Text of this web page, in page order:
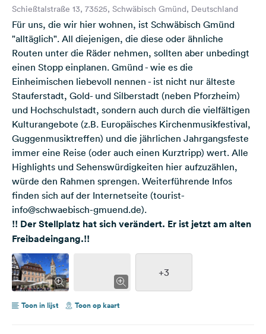
Schießtalstraße 13, 73525, Schwäbisch Gmünd, Deutschland
Für uns, die wir hier wohnen, ist Schwäbisch Gmünd
"alltäglich". All diejenigen, die diese oder ähnliche
Routen unter die Räder nehmen, sollten aber unbedingt
einen Stopp einplanen. Gmünd - wie es die
Einheimischen liebevoll nennen - ist nicht nur älteste
Stauferstadt, Gold- und Silberstadt (neben Pforzheim)
und Hochschulstadt, sondern auch durch die vielfältigen
Kulturangebote (z.B. Europäisches Kirchenmusikfestival,
Guggenmusiktreffen) und die jährlichen Jahrgangsfeste
immer eine Reise (oder auch einen Kurztripp) wert. Alle
Highlights und Sehenswürdigkeiten hier aufzuzählen,
würde den Rahmen sprengen. Weiterführende Infos
finden sich auf der Internetseite (tourist-
info@schwaebisch-gmuend.de).
!! Der Stellplatz hat sich verändert. Er ist jetzt am alten
Freibadeingang.!!
+3
Toon in lijst Toon op kaart